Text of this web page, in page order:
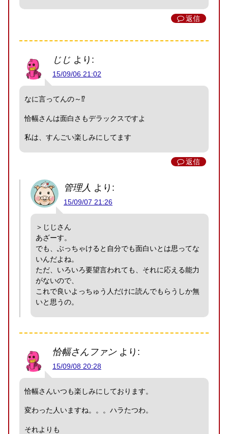
返信
じじ より:
15/09/06 21:02
なに言ってんの～⁉
恰幅さんは面白さもデラックスですよ
私は、すんごい楽しみにしてます
返信
管理人 より:
15/09/07 21:26
＞じじさん
あざーす。
でも、ぶっちゃけると自分でも面白いとは思ってな
いんだよね。
ただ、いろいろ要望言われても、それに応える能力
がないので、
これで良いよっちゅう人だけに読んでもらうしか無
いと思うの。
恰幅さんファン より:
15/09/08 20:28
恰幅さんいつも楽しみにしております。
変わった人いますね。。。ハラたつわ。
それよりも